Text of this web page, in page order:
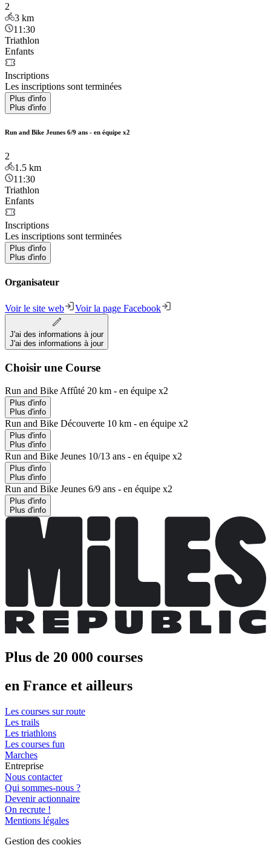
2
3 km
11:30
Triathlon
Enfants
Inscriptions
Les inscriptions sont terminées
Plus d'info
Plus d'info
Run and Bike Jeunes 6/9 ans - en équipe x2
2
1.5 km
11:30
Triathlon
Enfants
Inscriptions
Les inscriptions sont terminées
Plus d'info
Plus d'info
Organisateur
Voir le site web Voir la page Facebook
J'ai des informations à jour
J'ai des informations à jour
Choisir une Course
Run and Bike Affûté 20 km - en équipe x2
Plus d'info
Plus d'info
Run and Bike Découverte 10 km - en équipe x2
Plus d'info
Plus d'info
Run and Bike Jeunes 10/13 ans - en équipe x2
Plus d'info
Plus d'info
Run and Bike Jeunes 6/9 ans - en équipe x2
Plus d'info
Plus d'info
Plus de 20 000 courses
en France et ailleurs
Les courses sur route
Les trails
Les triathlons
Les courses fun
Marches
Entreprise
Nous contacter
Qui sommes-nous ?
Devenir actionnaire
On recrute !
Mentions légales
Gestion des cookies